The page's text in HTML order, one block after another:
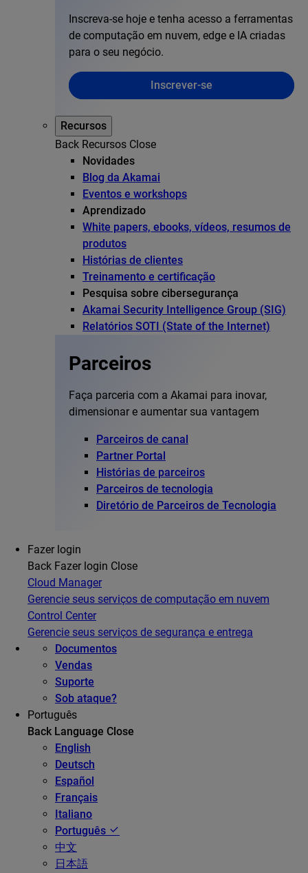
Inscreva-se hoje e tenha acesso a ferramentas
de computação em nuvem, edge e IA criadas
para o seu negócio.
Inscrever-se
Recursos
Back Recursos Close
Novidades
Blog da Akamai
Eventos e workshops
Aprendizado
White papers, ebooks, vídeos, resumos de
produtos
Histórias de clientes
Treinamento e certificação
Pesquisa sobre cibersegurança
Akamai Security Intelligence Group (SIG)
Relatórios SOTI (State of the Internet)
Parceiros
Faça parceria com a Akamai para inovar,
dimensionar e aumentar sua vantagem
Parceiros de canal
Partner Portal
Histórias de parceiros
Parceiros de tecnologia
Diretório de Parceiros de Tecnologia
Fazer login
Back Fazer login Close
Cloud Manager
Gerencie seus serviços de computação em nuvem
Control Center
Gerencie seus serviços de segurança e entrega
Documentos
Vendas
Suporte
Sob ataque?
Português
Back Language Close
English
Deutsch
Español
Français
Italiano
Português
中文
日本語